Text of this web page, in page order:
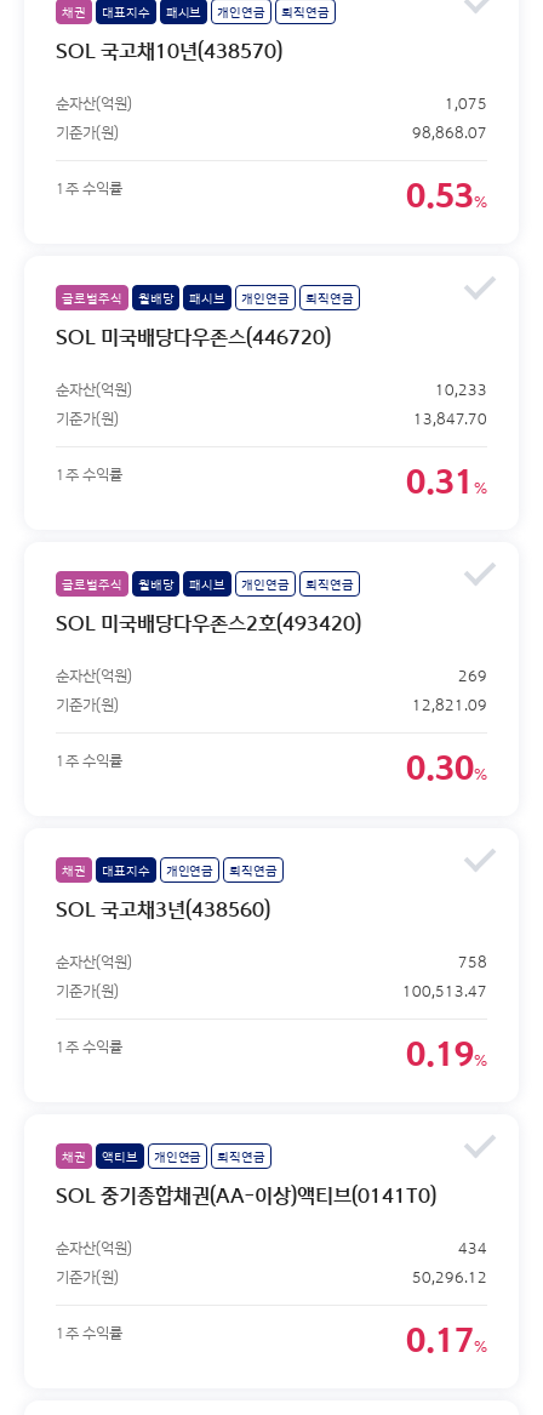
채권 대표지수 패시브 개인연금 퇴직연금
SOL 국고채10년(438570)
순자산(억원)
1,075
기준가(원)
98,868.07
1주 수익률 0.53%
글로벌주식 월배당 패시브 개인연금 퇴직연금
SOL 미국배당다우존스(446720)
순자산(억원)
10,233
기준가(원)
13,847.70
1주 수익률 0.31 %
글로벌주식 월배당 패시브 개인연금 퇴직연금
SOL 미국배당다우존스2호(493420)
순자산(억원)
269
기준가(원)
12,821.09
1주 수익률 0.30%
채권 대표지수 개인연금 퇴직연금
SOL 국고채3년(438560)
순자산(억원)
758
기준가(원)
100,513.47
1주 수익률 0.19%
채권 액티브 개인연금 퇴직연금
SOL 중기종합채권(AA-이상)액티브(0141T0)
순자산(억원)
434
기준가(원)
50,296.12
1주 수익률 0.17%